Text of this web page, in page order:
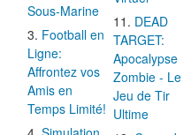
Sous-Marine
Football en
Ligne:
Affrontez vos
Amis en
Temps Limité!
DEAD
TARGET:
Apocalypse
Zombie - Le
Jeu de Tir
Ultime